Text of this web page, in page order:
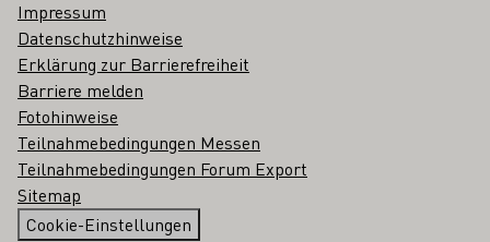
Impressum
Datenschutzhinweise
Erklärung zur Barrierefreiheit
Barriere melden
Fotohinweise
Teilnahmebedingungen Messen
Teilnahmebedingungen Forum Export
Sitemap
Cookie-Einstellungen